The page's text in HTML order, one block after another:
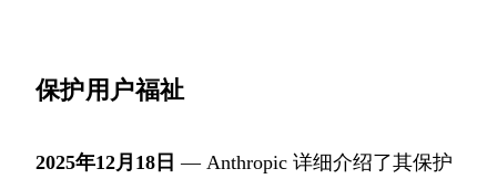
保护用户福祉
2025年12月18日 — Anthropic 详细介绍了其保护